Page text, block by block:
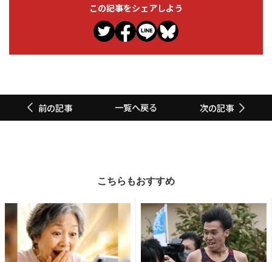
この記事をシェアしよう
前の記事 一覧へ戻る 次の記事
こちらもおすすめ